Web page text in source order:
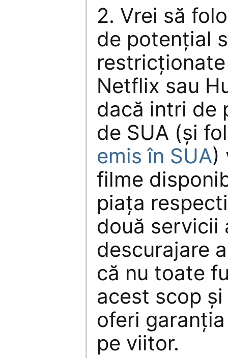
2. Vrei să
de potențial
Netflix sau
dacă intri de
de SUA (și
emis în SUA)
filme
piața
două servicii
descurajare
că nu toate
acest scop
oferi
pe viitor.